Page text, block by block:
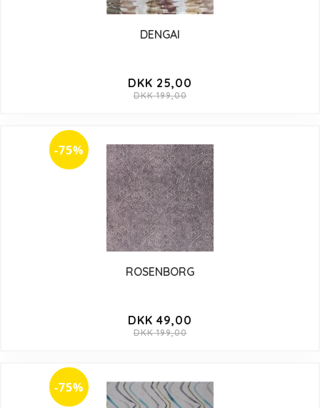
DENGAI
DKK 25,00
DKK 199,00
-75%
ROSENBORG
DKK 49,00
DKK 199,00
-75%